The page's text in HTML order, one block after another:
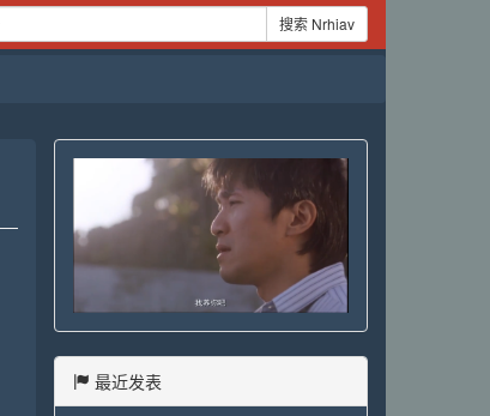
搜索 Nrhiav
最近发表